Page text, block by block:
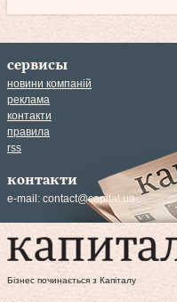
сервисы
новини компаній
реклама
контакти
правила
rss
контакти
e-mail: contact@capital.ua
Бізнес починається з Капіталу